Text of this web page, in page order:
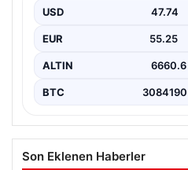
sağlaması kritik bir önem
USD 47.74
EUR 55.25
ALTIN 6660.6
BTC 3084190
Son Eklenen Haberler